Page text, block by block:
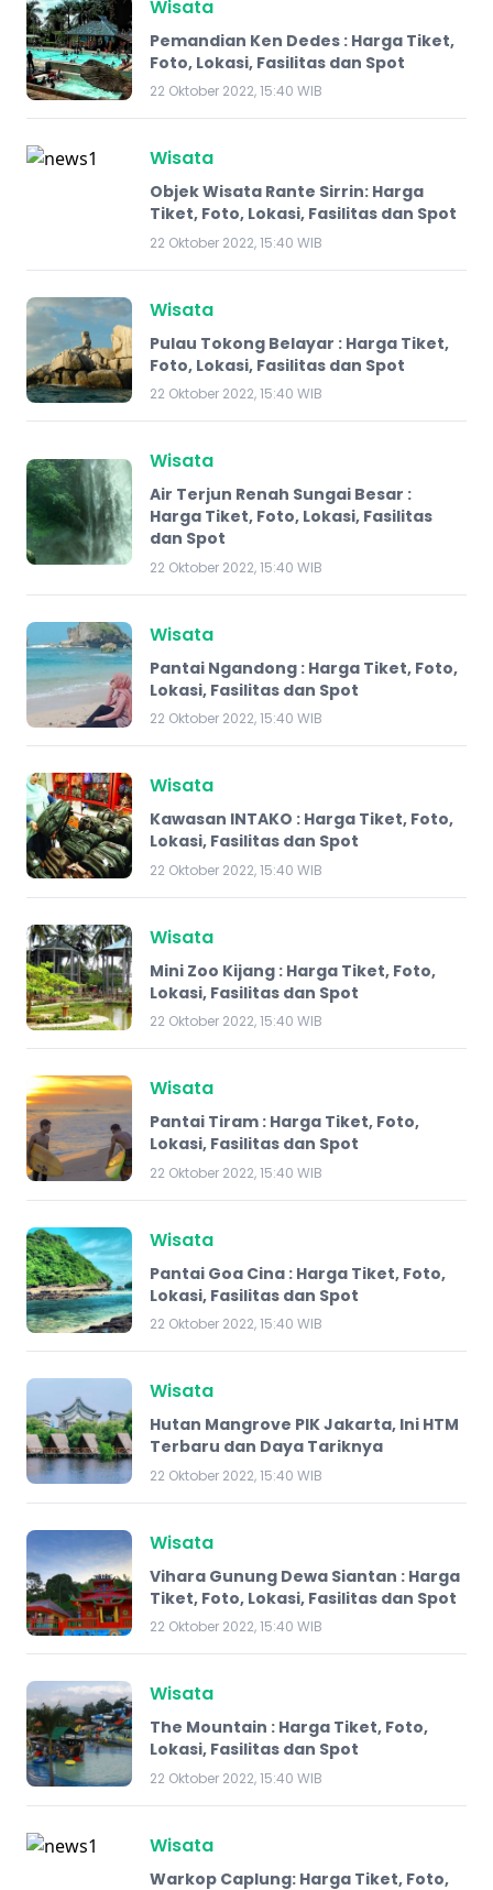
Wisata
Pemandian Ken Dedes : Harga Tiket,
Foto, Lokasi, Fasilitas dan Spot
22 Oktober 2022, 15:40 WIB
Wisata
Objek Wisata Rante Sirrin: Harga
Tiket, Foto, Lokasi, Fasilitas dan Spot
22 Oktober 2022, 15:40 WIB
Wisata
​Pulau Tokong Belayar : Harga Tiket,
Foto, Lokasi, Fasilitas dan Spot
22 Oktober 2022, 15:40 WIB
Wisata
Air Terjun Renah Sungai Besar :
Harga Tiket, Foto, Lokasi, Fasilitas
dan Spot
22 Oktober 2022, 15:40 WIB
Wisata
Pantai Ngandong : Harga Tiket, Foto,
Lokasi, Fasilitas dan Spot
22 Oktober 2022, 15:40 WIB
Wisata
Kawasan INTAKO : Harga Tiket, Foto,
Lokasi, Fasilitas dan Spot
22 Oktober 2022, 15:40 WIB
Wisata
Mini Zoo Kijang : Harga Tiket, Foto,
Lokasi, Fasilitas dan Spot
22 Oktober 2022, 15:40 WIB
Wisata
Pantai Tiram : Harga Tiket, Foto,
Lokasi, Fasilitas dan Spot
22 Oktober 2022, 15:40 WIB
Wisata
Pantai Goa Cina : Harga Tiket, Foto,
Lokasi, Fasilitas dan Spot
22 Oktober 2022, 15:40 WIB
Wisata
Hutan Mangrove PIK Jakarta, Ini HTM
Terbaru dan Daya Tariknya
22 Oktober 2022, 15:40 WIB
Wisata
​Vihara Gunung Dewa Siantan : Harga
Tiket, Foto, Lokasi, Fasilitas dan Spot
22 Oktober 2022, 15:40 WIB
Wisata
The Mountain : Harga Tiket, Foto,
Lokasi, Fasilitas dan Spot
22 Oktober 2022, 15:40 WIB
Wisata
Warkop Caplung: Harga Tiket, Foto,